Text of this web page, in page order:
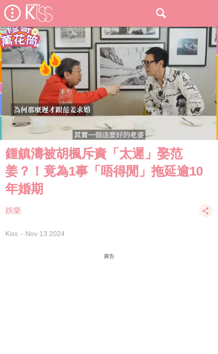
鍾鎮濤被胡楓斥責「太遲」娶范
姜？！竟為1事「唔得閒」拖延逾10
年婚期
娛樂
Kiss Nov 13 2024
廣告